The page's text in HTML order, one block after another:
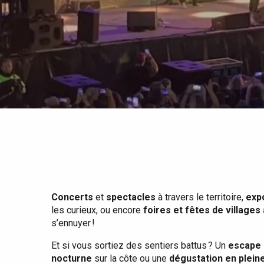
Tout l'agenda
Eté
Quand il pleut
Avec les enfants
Entre amis
Lieux branchés
Meilleurs brunch
Restaurants avec vue
Séjours en bord de
mer
Séjours en train
Concerts et spectacles à travers le territoire,
les curieux, ou encore foires et fêtes de villages
s’ennuyer !
Et si vous sortiez des sentiers battus ? Un escape
nocturne sur la côte ou une dégustation en